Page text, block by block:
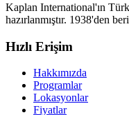
Kaplan International'ın
hazırlanmıştır. 1938'den
Hızlı Erişim
Hakkımızda
Programlar
Lokasyonlar
Fiyatlar